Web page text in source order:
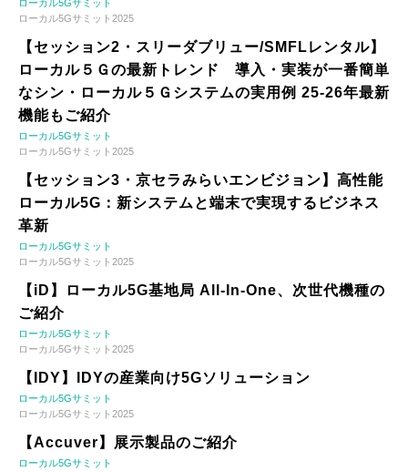
ローカル5Gサミット
ローカル5Gサミット2025
【セッション2・スリーダブリュー/SMFLレンタル】
ローカル５Ｇの最新トレンド 導入・実装が一番簡単
なシン・ローカル５Ｇシステムの実用例 25-26年最新
機能もご紹介
ローカル5Gサミット
ローカル5Gサミット2025
【セッション3・京セラみらいエンビジョン】高性能
ローカル5G：新システムと端末で実現するビジネス
革新
ローカル5Gサミット
ローカル5Gサミット2025
【iD】ローカル5G基地局 All-In-One、次世代機種の
ご紹介
ローカル5Gサミット
ローカル5Gサミット2025
【IDY】IDYの産業向け5Gソリューション
ローカル5Gサミット
ローカル5Gサミット2025
【Accuver】展示製品のご紹介
ローカル5Gサミット